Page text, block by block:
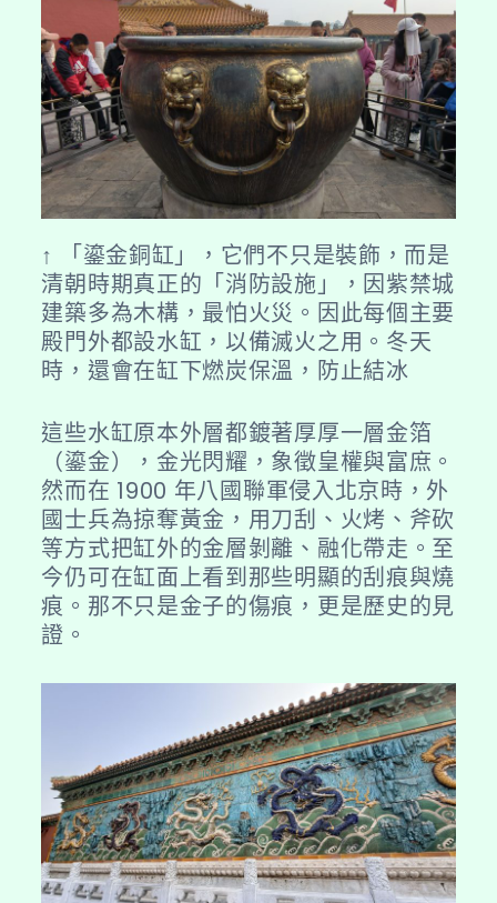
↑ 「鎏金銅缸」，它們不只是裝飾，而是
清朝時期真正的「消防設施」，因紫禁城
建築多為木構，最怕火災。因此每個主要
殿門外都設水缸，以備滅火之用。冬天
時，還會在缸下燃炭保溫，防止結冰
這些水缸原本外層都鍍著厚厚一層金箔
（鎏金），金光閃耀，象徵皇權與富庶。
然而在 1900 年八國聯軍侵入北京時，外
國士兵為掠奪黃金，用刀刮、火烤、斧砍
等方式把缸外的金層剝離、融化帶走。至
今仍可在缸面上看到那些明顯的刮痕與燒
痕。那不只是金子的傷痕，更是歷史的見
證。